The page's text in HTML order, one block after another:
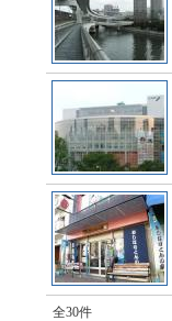
全30件